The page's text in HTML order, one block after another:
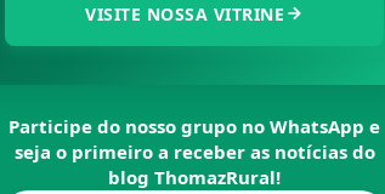
VISITE NOSSA VITRINE
Participe do nosso grupo no WhatsApp e
seja o primeiro a receber as notícias do
blogThomazRural!